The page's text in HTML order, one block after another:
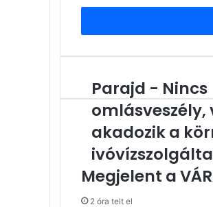
megadása
Parajd
-
Nincs
omlásveszély,
viszont
akadozik
a
környéken
az
Parajd - Nincs
omlásveszély,
akadozik a
Megjelent a
2 óra telt el